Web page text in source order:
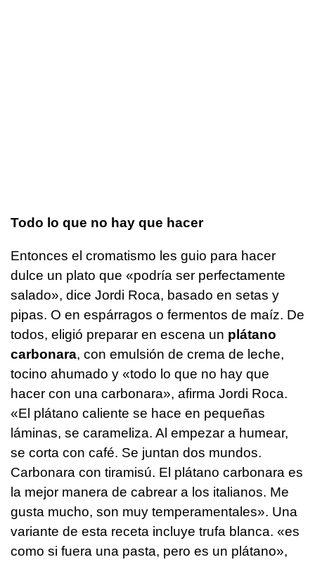
Todo lo que no hay que hacer
Entonces el cromatismo les guio para hacer
dulce un plato que «podría ser perfectamente
salado», dice Jordi Roca, basado en setas y
pipas. O en espárragos o fermentos de maíz. De
todos, eligió preparar en escena un plátano
carbonara, con emulsión de crema de leche,
tocino ahumado y «todo lo que no hay que
hacer con una carbonara», afirma Jordi Roca.
«El plátano caliente se hace en pequeñas
láminas, se carameliza. Al empezar a humear,
se corta con café. Se juntan dos mundos.
Carbonara con tiramisú. El plátano carbonara es
la mejor manera de cabrear a los italianos. Me
gusta mucho, son muy temperamentales». Una
variante de esta receta incluye trufa blanca. «es
como si fuera una pasta, pero es un plátano»,